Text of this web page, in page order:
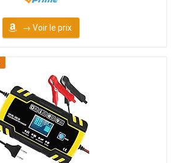
→ Voir le prix